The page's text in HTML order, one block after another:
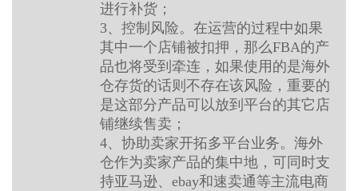
进行补货；
3、控制风险。在运营的过程中如果
其中一个店铺被扣押，那么FBA的产
品也将受到牵连，如果使用的是海外
仓存货的话则不存在该风险，重要的
是这部分产品可以放到平台的其它店
铺继续售卖；
4、协助卖家开拓多平台业务。海外
仓作为卖家产品的集中地，可同时支
持亚马逊、ebay和速卖通等主流电商